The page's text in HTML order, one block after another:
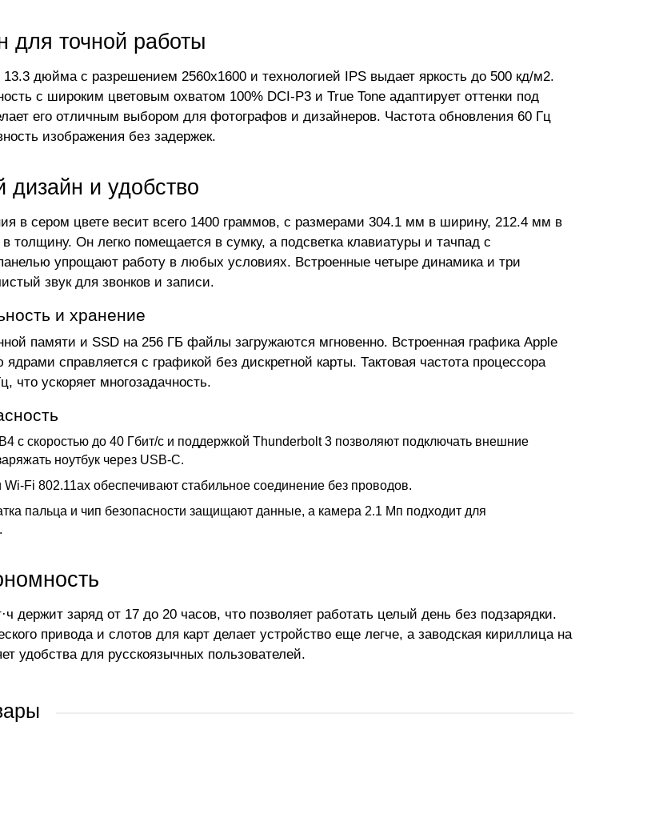
для точной работы
дюйма с разрешением 2560x1600 и технологией IPS выдает яркость до 500 кд/м2.
с широким цветовым охватом 100% DCI-P3 и True Tone адаптирует оттенки под
его отличным выбором для фотографов и дизайнеров. Частота обновления 60 Гц
изображения без задержек.
дизайн и удобство
в сером цвете весит всего 1400 граммов, с размерами 304.1 мм в ширину, 212.4 мм в
толщину. Он легко помещается в сумку, а подсветка клавиатуры и тачпад с
упрощают работу в любых условиях. Встроенные четыре динамика и три
звук для звонков и записи.
и хранение
памяти и SSD на 256 ГБ файлы загружаются мгновенно. Встроенная графика Apple
справляется с графикой без дискретной карты. Тактовая частота процессора
что ускоряет многозадачность.
с скоростью до 40 Гбит/с и поддержкой Thunderbolt 3 позволяют подключать внешние
ноутбук через USB-C.
Wi-Fi 802.11ax обеспечивают стабильное соединение без проводов.
пальца и чип безопасности защищают данные, а камера 2.1 Мп подходит для
держит заряд от 17 до 20 часов, что позволяет работать целый день без подзарядки.
привода и слотов для карт делает устройство еще легче, а заводская кириллица на
удобства для русскоязычных пользователей.